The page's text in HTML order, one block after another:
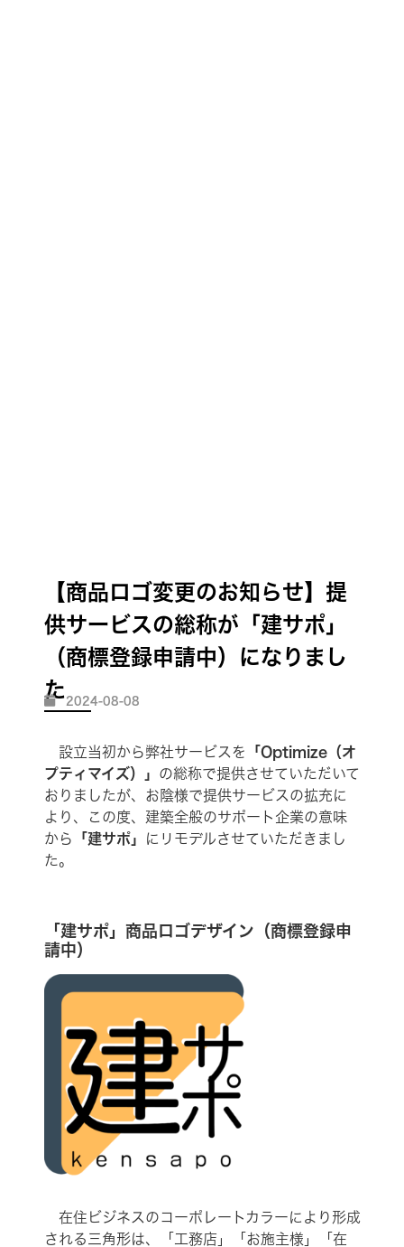
【商品ロゴ変更のお知らせ】提
供サービスの総称が「建サポ」
（商標登録申請中）になりまし
た 2024-08-08
設立当初から弊社サービスを 「Optimize（オ
プティマイズ）」 の総称で提供させていただいて
おりましたが、お陰様で提供サービスの拡充に
より、この度、建築全般のサポート企業の意味
から 「建サポ」
にリモデルさせていただきまし
た。
「建サポ」商品ロゴデザイン（商標登録申
請中）
在住ビジネスのコーポレートカラーにより形成
される三角形は、「工務店」「お施主様」「在